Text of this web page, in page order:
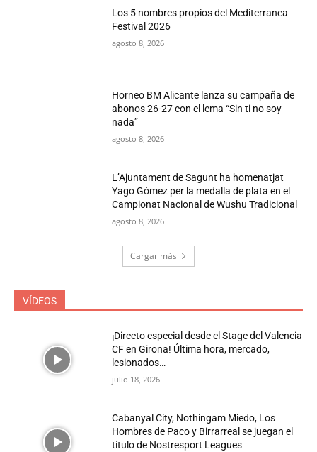
Los 5 nombres propios del Mediterranea
Festival 2026
agosto 8, 2026
Horneo BM Alicante lanza su campaña de
abonos 26-27 con el lema “Sin ti no soy
nada”
agosto 8, 2026
L’Ajuntament de Sagunt ha homenatjat
Yago Gómez per la medalla de plata en el
Campionat Nacional de Wushu Tradicional
agosto 8, 2026
Cargar más
VÍDEOS
¡Directo especial desde el Stage del Valencia
CF en Girona! Última hora, mercado,
lesionados…
julio 18, 2026
Cabanyal City, Nothingam Miedo, Los
Hombres de Paco y Birrarreal se juegan el
título de Nostresport Leagues